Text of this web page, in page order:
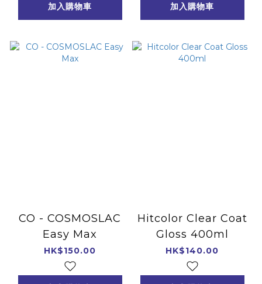
加入購物車 加入購物車
CO - COSMOSLAC
Easy Max
HK$150.00
Hitcolor Clear Coat
Gloss 400ml
HK$140.00